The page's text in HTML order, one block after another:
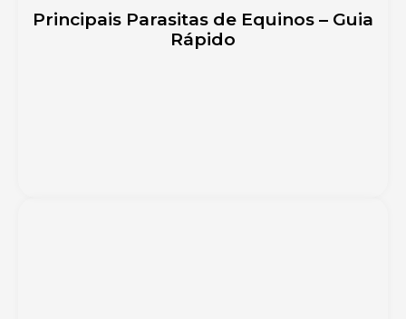
Principais Parasitas de Equinos – Guia
Rápido